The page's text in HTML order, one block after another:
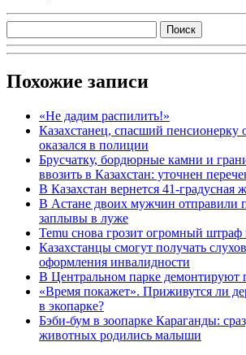
Похожие записи
«Не дадим распилить!»
Казахстанец, спасший
оказался в полиции
Брусчатку, бордюрные камни и
ввозить в Казахстан: уточнен
В Казахстан вернется 41-градусная
В Астане двоих мужчин отправили
заплывы в луже
Temu снова грозит огромный
Казахстанцы смогут получать
оформления инвалидности
В Центральном парке демонтируют
«Время покажет». Приживутся ли
в экопарке?
Бэби-бум в зоопарке Караганды:
животных родились малыши